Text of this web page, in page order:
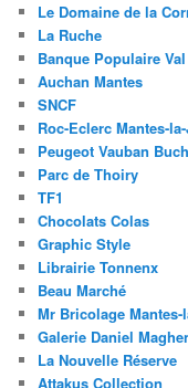
Le Domaine de la
La Ruche
Banque Populaire
Auchan Mantes
SNCF
Roc-Eclerc Mantes-
Peugeot Vauban
Parc de Thoiry
TF1
Chocolats Colas
Graphic Style
Librairie Tonnenx
Beau Marché
Mr Bricolage Mantes-
Galerie Daniel
La Nouvelle Réserve
Attakus Collection